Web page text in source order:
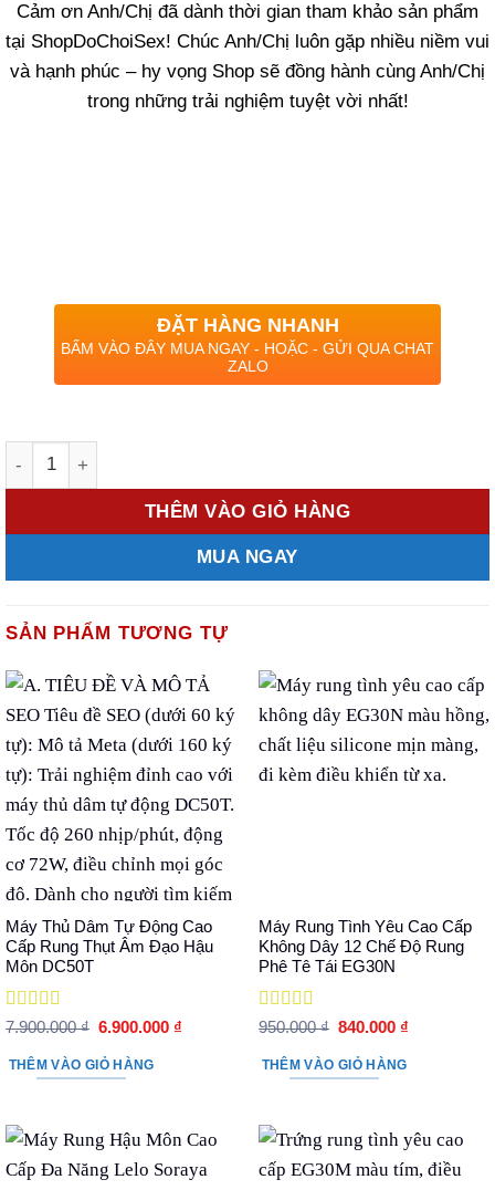
Cảm ơn Anh/Chị đã dành thời gian tham khảo sản phẩm
tại ShopDoChoiSex! Chúc Anh/Chị luôn gặp nhiều niềm vui
và hạnh phúc – hy vọng Shop sẽ đồng hành cùng Anh/Chị
trong những trải nghiệm tuyệt vời nhất!
ĐẶT HÀNG NHANH
BẤM VÀO ĐÂY MUA NGAY - HOẶC - GỬI QUA CHAT
ZALO
Số lượng
THÊM VÀO GIỎ HÀNG
MUA NGAY
SẢN PHẨM TƯƠNG TỰ
Máy Thủ Dâm Tự Động Cao
Cấp Rung Thụt Âm Đạo Hậu
Môn DC50T
Được xếp
7.900.000₫ Giá
là:
7.900.000 ₫.
6.900.000 ₫
THÊM VÀO GIỎ HÀNG
Máy Rung Tình Yêu Cao Cấp
Không Dây 12 Chế Độ Rung
Phê Tê Tái EG30N
Được xếp
950.000₫ Giá
là:
950.000 ₫.
840.000 ₫
THÊM VÀO GIỎ HÀNG